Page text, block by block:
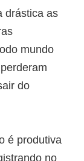
drástica as
mundo
do
é produtiva
no